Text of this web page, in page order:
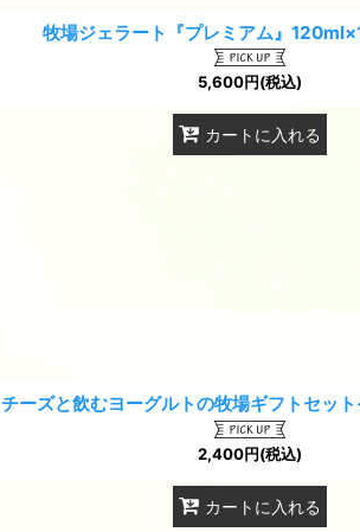
牧場ジェラート『プレミアム』
5,600円(税込)
カートに入れる
チーズと飲むヨーグルトの牧場ギフトセッ
2,400円(税込)
カートに入れる